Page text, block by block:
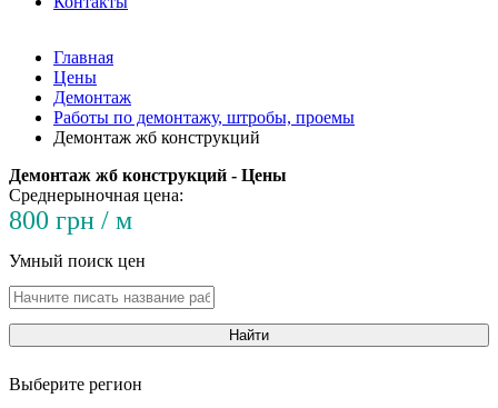
Главная
Цены
Демонтаж
Работы по демонтажу, штробы, проемы
Демонтаж жб конструкций
Демонтаж жб конструкций - Цены
Среднерыночная цена:
800 грн / м
Умный поиск цен
Найти
Выберите регион